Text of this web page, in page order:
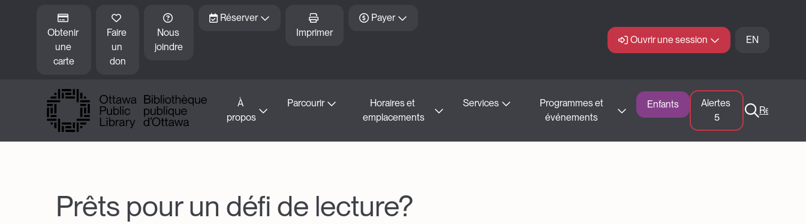
Obtenir
une
carte
Faire
un
don
Nous
joindre
Réserver
Imprimer
Payer
Ouvrir une session
EN
À
propos
Parcourir
Horaires et
emplacements
Services
Programmes et
événements
Enfants
5
Recherche
Prêts pour un défi de lecture?